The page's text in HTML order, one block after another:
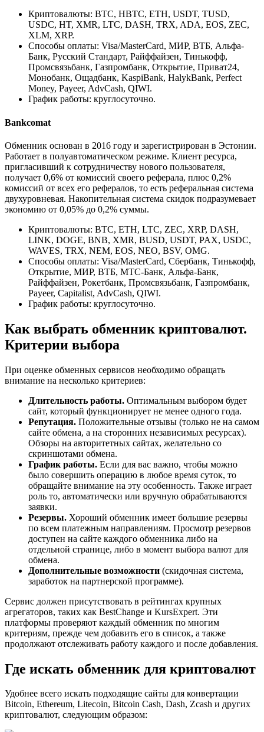
Криптовалюты: BTC, HBTC, ETH, USDT, TUSD,
USDC, HT, XMR, LTC, DASH, TRX, ADA, EOS, ZEC,
XLM, XRP.
Способы оплаты: Visa/MasterCard, МИР, ВТБ, Альфа-
Банк, Русский Стандарт, Райффайзен, Тинькофф,
Промсвязьбанк, Газпромбанк, Открытие, Приват24,
Монобанк, Ощадбанк, KaspiBank, HalykBank, Perfect
Money, Payeer, AdvCash, QIWI.
График работы: круглосуточно.
Bankcomat
Обменник основан в 2016 году и зарегистрирован в Эстонии.
Работает в полуавтоматическом режиме. Клиент ресурса,
пригласивший к сотрудничеству нового пользователя,
получает 0,6% от комиссий своего реферала, плюс 0,2%
комиссий от всех его рефералов, то есть реферальная система
двухуровневая. Накопительная система скидок подразумевает
экономию от 0,05% до 0,2% суммы.
Криптовалюты: BTC, ETH, LTC, ZEC, XRP, DASH,
LINK, DOGE, BNB, XMR, BUSD, USDT, PAX, USDC,
WAVES, TRX, NEM, EOS, NEO, BSV, OMG.
Способы оплаты: Visa/MasterCard, Сбербанк, Тинькофф,
Открытие, МИР, ВТБ, МТС-Банк, Альфа-Банк,
Райффайзен, Рокетбанк, Промсвязьбанк, Газпромбанк,
Payeer, Capitalist, AdvCash, QIWI.
График работы: круглосуточно.
Как выбрать обменник криптовалют.
Критерии выбора
При оценке обменных сервисов необходимо обращать
внимание на несколько критериев:
Длительность работы. Оптимальным выбором будет
сайт, который функционирует не менее одного года.
Репутация. Положительные отзывы (только не на самом
сайте обмена, а на сторонних независимых ресурсах).
Обзоры на авторитетных сайтах, желательно со
скриншотами обмена.
График работы. Если для вас важно, чтобы можно
было совершить операцию в любое время суток, то
обращайте внимание на эту особенность. Также играет
роль то, автоматически или вручную обрабатываются
заявки.
Резервы. Хороший обменник имеет большие резервы
по всем платежным направлениям. Просмотр резервов
доступен на сайте каждого обменника либо на
отдельной странице, либо в момент выбора валют для
обмена.
Дополнительные возможности (скидочная система,
заработок на партнерской программе).
Сервис должен присутствовать в рейтингах крупных
агрегаторов, таких как BestChange и KursExpert. Эти
платформы проверяют каждый обменник по многим
критериям, прежде чем добавить его в список, а также
продолжают отслеживать работу каждого и после добавления.
Где искать обменник для криптовалют
Удобнее всего искать подходящие сайты для конвертации
Bitcoin, Ethereum, Litecoin, Bitcoin Cash, Dash, Zcash и других
криптовалют, следующим образом: